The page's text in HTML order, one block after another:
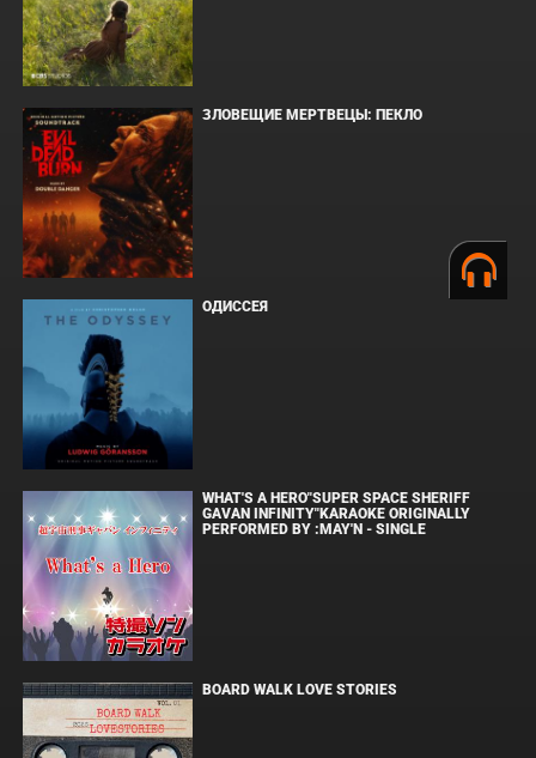
ЗЛОВЕЩИЕ МЕРТВЕЦЫ: ПЕКЛО
ОДИССЕЯ
WHAT'S A HERO"SUPER SPACE SHERIFF
GAVAN INFINITY"KARAOKE ORIGINALLY
PERFORMED BY :MAY'N - SINGLE
BOARD WALK LOVE STORIES